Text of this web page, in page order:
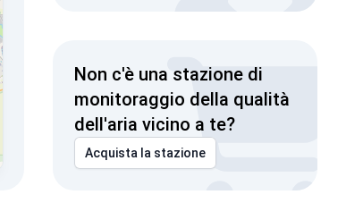
Non c'è una stazione di
monitoraggio della qualità
dell'aria vicino a te?
Acquista la stazione